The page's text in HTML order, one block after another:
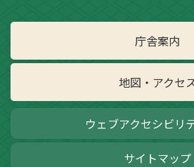
庁舎案内
地図・アクセ
ウェブアクセシビリ
サイトマップ